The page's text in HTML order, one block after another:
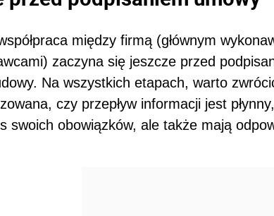
między firmą (głównym
zaczyna się jeszcze przed
Na wszystkich etapach, warto
czy przepływ informacji jest
swoich obowiązków, ale także mają